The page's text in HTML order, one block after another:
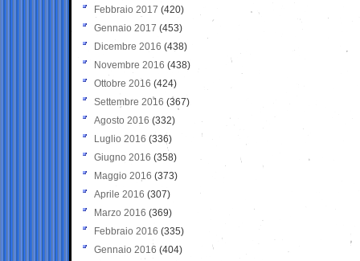
Febbraio 2017 (420)
Gennaio 2017 (453)
Dicembre 2016 (438)
Novembre 2016 (438)
Ottobre 2016 (424)
Settembre 2016 (367)
Agosto 2016 (332)
Luglio 2016 (336)
Giugno 2016 (358)
Maggio 2016 (373)
Aprile 2016 (307)
Marzo 2016 (369)
Febbraio 2016 (335)
Gennaio 2016 (404)